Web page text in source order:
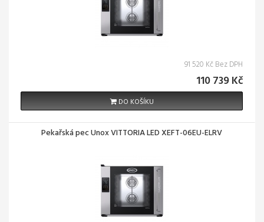
91 520 Kč Bez DPH
110 739 Kč
DO KOŠÍKU
Pekařská pec Unox VITTORIA LED XEFT-06EU-ELRV